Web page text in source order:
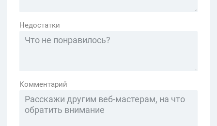
Недостатки
Комментарий